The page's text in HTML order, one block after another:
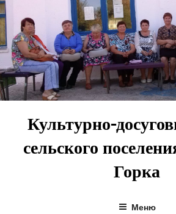
Перейти
к
содержимому
Культурно-
сельского
Горка
Меню